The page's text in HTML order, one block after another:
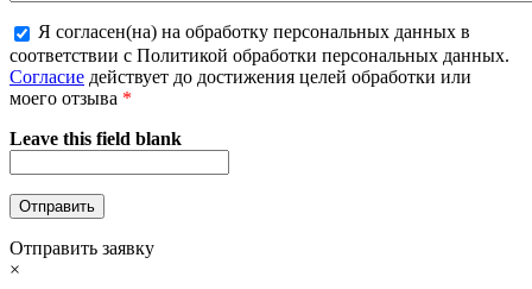
Я согласен(на) на обработку персональных данных в
соответствии с Политикой обработки персональных данных.
Согласие действует до достижения целей обработки или
моего отзыва *
Leave this field blank
Отправить заявку
×